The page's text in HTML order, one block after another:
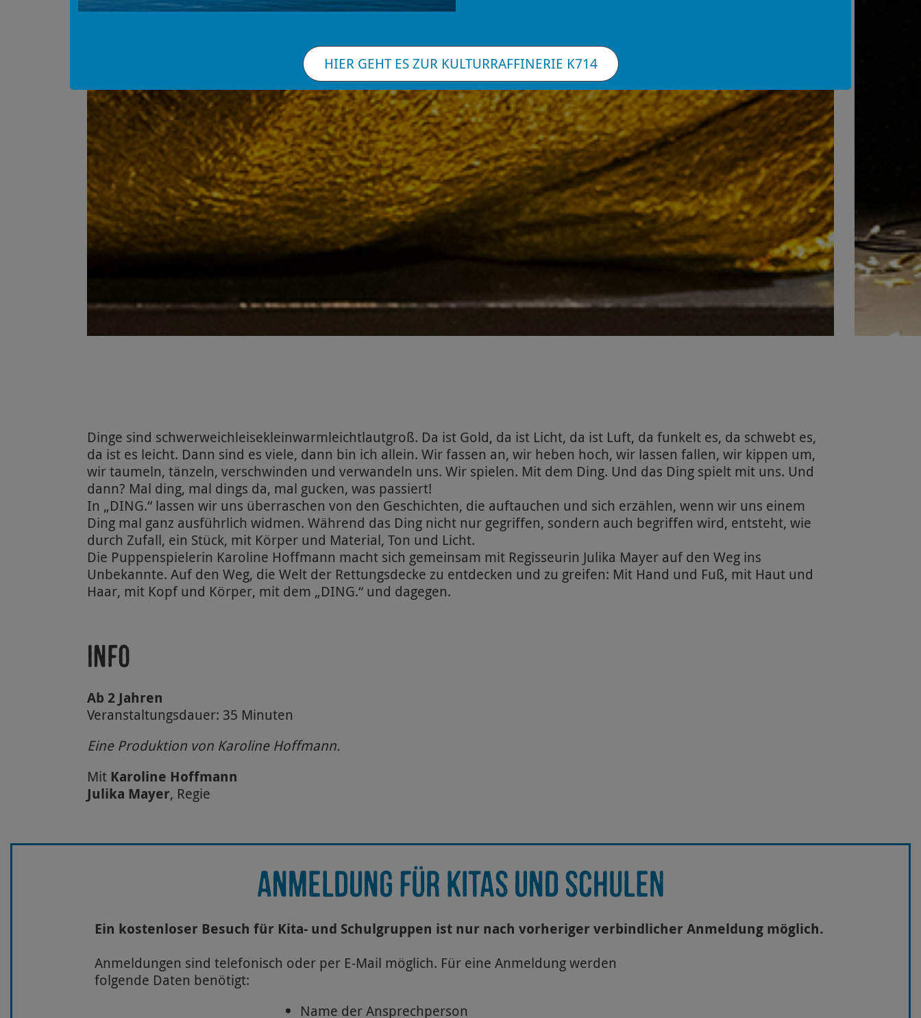
Dinge sind schwerweichleisekleinwarmleichtlautgroß. Da ist Gold, da ist Licht, da ist Luft, da funkelt es, da schwebt es,
da ist es leicht. Dann sind es viele, dann bin ich allein. Wir fassen an, wir heben hoch, wir lassen fallen, wir kippen um,
wir taumeln, tänzeln, verschwinden und verwandeln uns. Wir spielen. Mit dem Ding. Und das Ding spielt mit uns. Und
dann? Mal ding, mal dings da, mal gucken, was passiert!
In „DING.“ lassen wir uns überraschen von den Geschichten, die auftauchen und sich erzählen, wenn wir uns einem
Ding mal ganz ausführlich widmen. Während das Ding nicht nur gegriffen, sondern auch begriffen wird, entsteht, wie
durch Zufall, ein Stück, mit Körper und Material, Ton und Licht.
Die Puppenspielerin Karoline Hoffmann macht sich gemeinsam mit Regisseurin Julika Mayer auf den Weg ins
Unbekannte. Auf den Weg, die Welt der Rettungsdecke zu entdecken und zu greifen: Mit Hand und Fuß, mit Haut und
Haar, mit Kopf und Körper, mit dem „DING.“ und dagegen.
Info
Ab 2 Jahren
Veranstaltungsdauer: 35 Minuten
Eine Produktion von Karoline Hoffmann.
Mit Karoline Hoffmann
Julika Mayer, Regie
ANMELDUNG FÜR KITAS UND SCHULEN
Ein kostenloser Besuch für Kita- und Schulgruppen ist nur nach vorheriger verbindlicher Anmeldung möglich.
Anmeldungen sind telefonisch oder per E-Mail möglich. Für eine Anmeldung werden
folgende Daten benötigt:
Name der Ansprechperson
HIER GEHT ES ZUR KULTURRAFFINERIE K714